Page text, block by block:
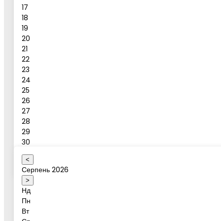
17
18
19
20
21
22
23
24
25
26
27
28
29
30
31
Оберіть коректну дату
Повідомлення
Бронювання активності
Ваше ім'я
<
Серпень 2026
>
Нд
Пн
Вт
Дата активності